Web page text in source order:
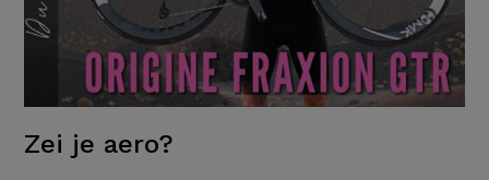
Zei je aero?